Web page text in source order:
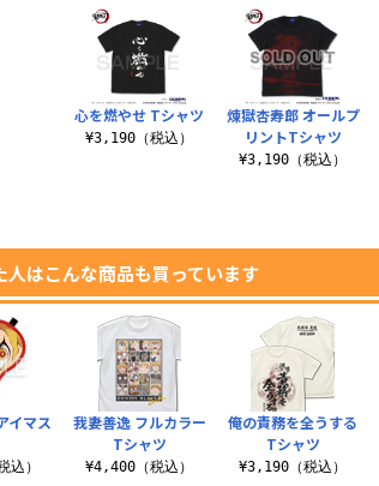
煉獄杏寿郎 オールプ
リントTシャツ
¥3,190（税込）
心を燃やせ Tシャツ
¥3,190（税込）
人はこんな商品も買っています
俺の責務を全うする
Tシャツ
¥3,190（税込）
イマス
込）
我妻善逸 フルカラー
Tシャツ
¥4,400（税込）